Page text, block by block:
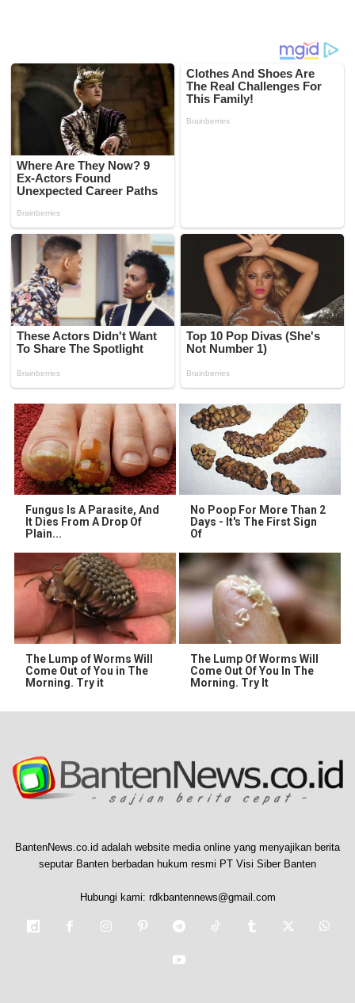
Fungus Is A Parasite, And
It Dies From A Drop Of
Plain...
No Poop For More Than 2
Days - It's The First Sign
Of
The Lump of Worms Will
Come Out of You in The
Morning. Try it
The Lump Of Worms Will
Come Out Of You In The
Morning. Try It
BantenNews.co.id adalah website media online yang menyajikan berita
seputar Banten berbadan hukum resmi PT Visi Siber Banten
Hubungi kami: rdkbantennews@gmail.com